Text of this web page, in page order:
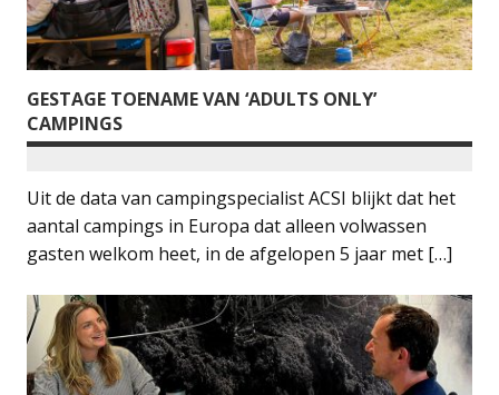
GESTAGE TOENAME VAN ‘ADULTS ONLY’
CAMPINGS
Uit de data van campingspecialist ACSI blijkt dat het
aantal campings in Europa dat alleen volwassen
gasten welkom heet, in de afgelopen 5 jaar met […]